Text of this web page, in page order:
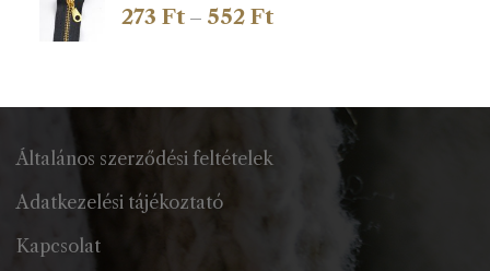
273 Ft – 552 FtÁrtartomány:
Általános szerződési feltételek
Adatkezelési tájékoztató
Kapcsolat